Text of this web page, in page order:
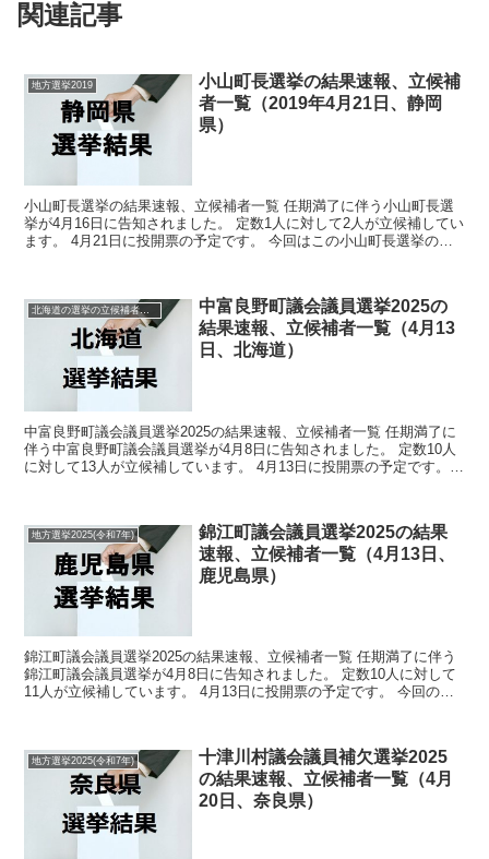
関連記事
地方選挙2019
小山町長選挙の結果速報、立候補
者一覧（2019年4月21日、静岡
県）
小山町長選挙の結果速報、立候補者一覧 任期満了に伴う小山町長選
挙が4月16日に告知されました。 定数1人に対して2人が立候補してい
ます。 4月21日に投開票の予定です。 今回はこの小山町長選挙の関
北海道の選挙の立候補者と結果速報一覧
中富良野町議会議員選挙2025の
結果速報、立候補者一覧（4月13
日、北海道）
中富良野町議会議員選挙2025の結果速報、立候補者一覧 任期満了に
伴う中富良野町議会議員選挙が4月8日に告知されました。 定数10人
に対して13人が立候補しています。 4月13日に投開票の予定です。
地方選挙2025(令和7年)
錦江町議会議員選挙2025の結果
速報、立候補者一覧（4月13日、
鹿児島県）
錦江町議会議員選挙2025の結果速報、立候補者一覧 任期満了に伴う
錦江町議会議員選挙が4月8日に告知されました。 定数10人に対して
11人が立候補しています。 4月13日に投開票の予定です。 今回の記
地方選挙2025(令和7年)
十津川村議会議員補欠選挙2025
の結果速報、立候補者一覧（4月
20日、奈良県）